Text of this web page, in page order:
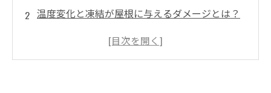
温度変化と凍結が屋根に与えるダメージとは？